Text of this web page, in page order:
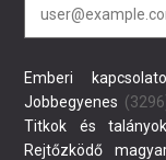
Emberi
Jobbegyenes
Titkok és talányok
Rejtőzködő